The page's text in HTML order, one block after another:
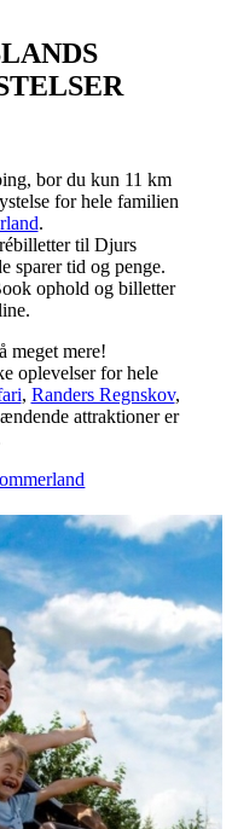
bor du kun 11 km
for hele familien
.
til Djurs
sparer tid og penge.
ophold og billetter
meget mere!
oplevelser for hele
, Randers Regnskov,
attraktioner er